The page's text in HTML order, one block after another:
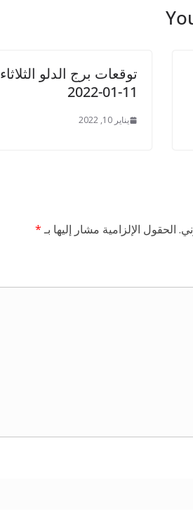
توقعات برج الدلو الثلاثاء
11-01-2022
يناير 10, 2022
الحقول الإلزامية مشار إليها بـ*